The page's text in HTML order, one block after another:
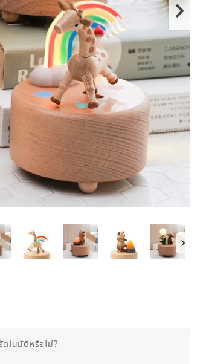
โนมัติหรือไม่?